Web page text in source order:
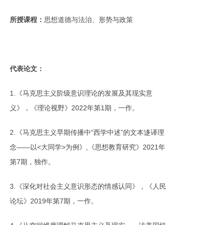
所授课程： 思想道德与法治、形势与政策
代表论文：
1.《马克思主义阶级意识理论的发展及其现实意
义》，《理论视野》2022年第1期，一作。
2.《马克思主义早期传播中“西学中述”的文本迻译理
念——以<大同学>为例》,《思想教育研究》2021年
第7期，独作。
3.《深化对社会主义意识形态的情感认同》，《人民
论坛》2019年第7期，一作。